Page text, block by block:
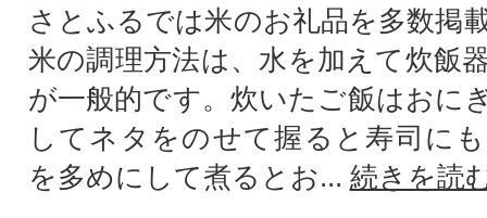
さとふるでは米のお礼品を多数掲
米の調理方法は、水を加えて炊飯
が一般的です。炊いたご飯はおに
してネタをのせて握ると寿司に
を多めにして煮るとお... 続きを読